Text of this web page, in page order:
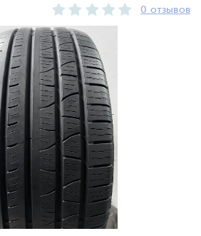
Все
Количество
Все
ПОДОБРАТЬ
0 отзывов